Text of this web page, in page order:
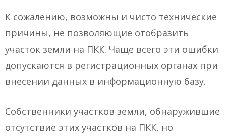
К сожалению, возможны и чисто технические
причины, не позволяющие отобразить
участок земли на ПКК. Чаще всего эти ошибки
допускаются в регистрационных органах при
внесении данных в информационную базу.
Собственники участков земли, обнаружившие
отсутствие этих участков на ПКК, но